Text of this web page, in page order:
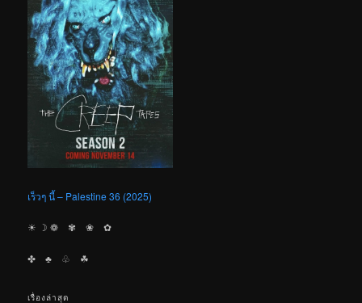
เร็วๆ นี้ – Palestine 36 (2025)
☀︎ ☽ ❁ ✾ ❀ ✿
✤ ♣︎ ♧ ☘︎
เรื่องล่าสุด